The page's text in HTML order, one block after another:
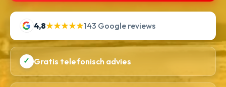
4,8★★★★★143 Google reviews
✓ Gratis telefonisch advies